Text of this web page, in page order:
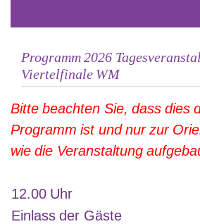
Programm 2026
Viertelfinale WM
Bitte beachten Sie, dass dies
Programm ist und nur zur
wie die Veranstaltung
12.00 Uhr
Einlass der Gäste